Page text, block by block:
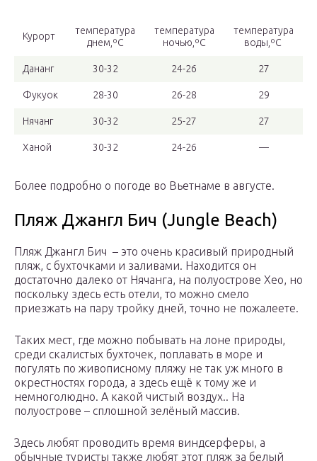
Курорт
температура
днем,ºС
температура
ночью,ºС
температура
воды,ºС
Дананг 30-32 24-26 27
Фукуок 28-30 26-28 29
Нячанг 30-32 25-27 27
Ханой 30-32 24-26 —
Более подробно о погоде во Вьетнаме в августе.
Пляж Джангл Бич (Jungle Beach)
Пляж Джангл Бич – это очень красивый природный
пляж, с бухточками и заливами. Находится он
достаточно далеко от Нячанга, на полуострове Хео, но
поскольку здесь есть отели, то можно смело
приезжать на пару тройку дней, точно не пожалеете.
Таких мест, где можно побывать на лоне природы,
среди скалистых бухточек, поплавать в море и
погулять по живописному пляжу не так уж много в
окрестностях города, а здесь ещё к тому же и
немноголюдно. А какой чистый воздух.. На
полуострове – сплошной зелёный массив.
Здесь любят проводить время виндсерферы, а
обычные туристы также любят этот пляж за белый